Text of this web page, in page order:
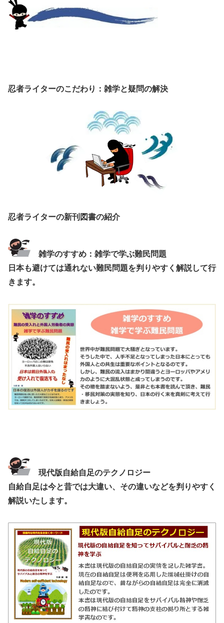
忍者ライターのこだわり：雑学と疑問の解決
忍者ライターの新刊図書の紹介
雑学のすすめ：雑学で学ぶ難民問題
日本も避けては通れない難民問題を判りやすく解説して行
きます。
現代版自給自足のテクノロジー
自給自足は今と昔では大違い、その違いなどを判りやすく
解説いたします。